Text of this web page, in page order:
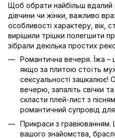
Щоб обрати найбільш вдалий
дівчини чи жінки, важливо
особливості характеру, вік,
вирішили трішки полегшити
зібрали декілька простих
Романтична вечеря. Їжа –
якщо за плитою стоїть
сексуальності зашкалює!
вечерю, запаліть свічки
скласти плей-лист з
романтичний супровід
Прикраси з
вашого знайомства,